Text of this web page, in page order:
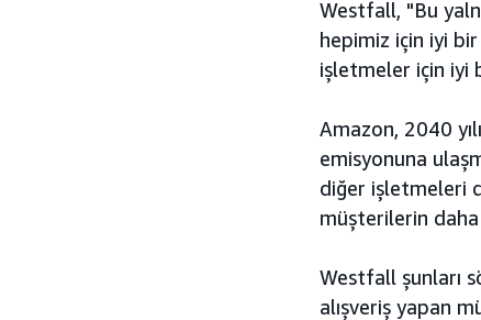
Westfall, "Bu
hepimiz için iyi
işletmeler için iyi
Amazon, 2040
emisyonuna
diğer işletmeleri
müşterilerin daha
Westfall şunları
alışveriş yapan